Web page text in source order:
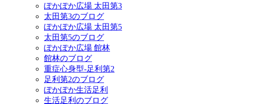
ぽかぽか広場 太田第3
太田第3のブログ
ぽかぽか広場 太田第5
太田第5のブログ
ぽかぽか広場 館林
館林のブログ
重症心身型-足利第2
足利第2のブログ
ぽかぽか生活足利
生活足利のブログ